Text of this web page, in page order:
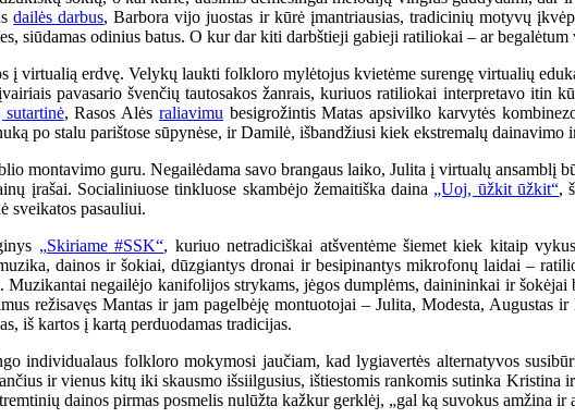
dailės darbus, Barbora vijo juostas ir kūrė įmantriausias, tradicinių motyvų
siūdamas odinius batus. O kur dar kiti darbštieji gabieji ratiliokai – ar
į virtualią erdvę. Velykų laukti folkloro mylėtojus kvietėme surengę virtualių
pavasario švenčių tautosakos žanrais, kuriuos ratiliokai interpretavo
, Rasos Alės raliavimu besigrožintis Matas apsivilko karvytės
po stalu parištose sūpynėse, ir Damilė, išbandžiusi kiek ekstremalų
montavimo guru. Negailėdama savo brangaus laiko, Julita į virtualų ansamblį
įrašai. Socialiniuose tinkluose skambėjo žemaitiška daina „Uoj, ūžkit ūžkit“,
sveikatos pasauliui.
„Skiriame #SSK“, kuriuo netradiciškai atšventėme šiemet kiek kitaip
dainos ir šokiai, dūzgiantys dronai ir besipinantys mikrofonų laidai –
negailėjo kanifolijos strykams, jėgos dumplėms, dainininkai ir
režisavęs Mantas ir jam pagelbėję montuotojai – Julita, Modesta, Augustas
iš kartos į kartą perduodamas tradicijas.
individualaus folkloro mokymosi jaučiam, kad lygiavertės alternatyvos
ir vienus kitų iki skausmo išsiilgusius, ištiestomis rankomis sutinka Kristina
dainos pirmas posmelis nulūžta kažkur gerklėj, „gal ką suvokus amžina